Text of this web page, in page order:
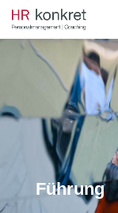
Führung